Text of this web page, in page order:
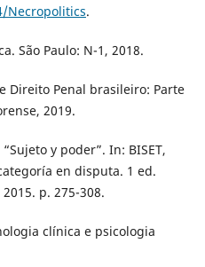
Necropolitics.
São Paulo: N-1, 2018.
Direito Penal brasileiro: Parte
2019.
y poder”. In: BISET,
en disputa. 1 ed.
p. 275-308.
clínica e psicologia